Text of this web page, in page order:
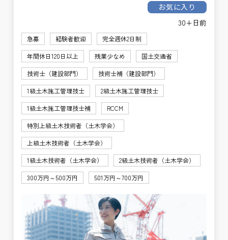
お気に入り
30+日前
急募 経験者歓迎
完全週休2日制
年間休日120日以上
残業少なめ
国土交通省
技術士（建設部門）
技術士補（建設部門）
1級土木施工管理技士
2級土木施工管理技士
1級土木施工管理技士補
RCCM
特別上級土木技術者（土木学会）
上級土木技術者（土木学会）
1級土木技術者（土木学会）
2級土木技術者（土木学会）
300万円～500万円
501万円～700万円